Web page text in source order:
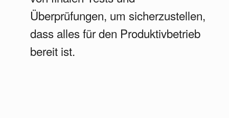
Überprüfungen, um sicherzustellen,
dass alles für den Produktivbetrieb
bereit ist.